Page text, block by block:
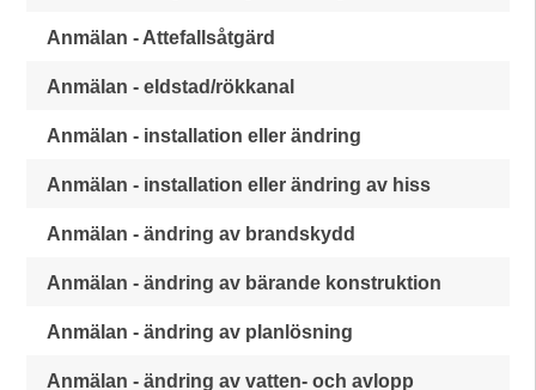
Anmälan - Attefallsåtgärd
Anmälan - eldstad/rökkanal
Anmälan - installation eller ändring
Anmälan - installation eller ändring av hiss
Anmälan - ändring av brandskydd
Anmälan - ändring av bärande konstruktion
Anmälan - ändring av planlösning
Anmälan - ändring av vatten- och avlopp